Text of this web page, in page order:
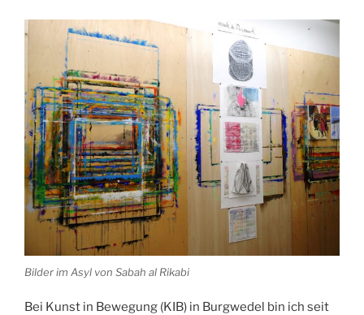
Bilder im Asyl von Sabah al Rikabi
Bei Kunst in Bewegung (KIB) in Burgwedel bin ich seit